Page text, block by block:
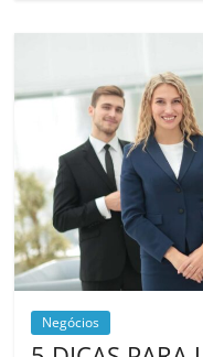
Negócios